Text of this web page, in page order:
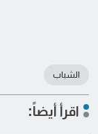
الشباب
اقرأ أيضاً: